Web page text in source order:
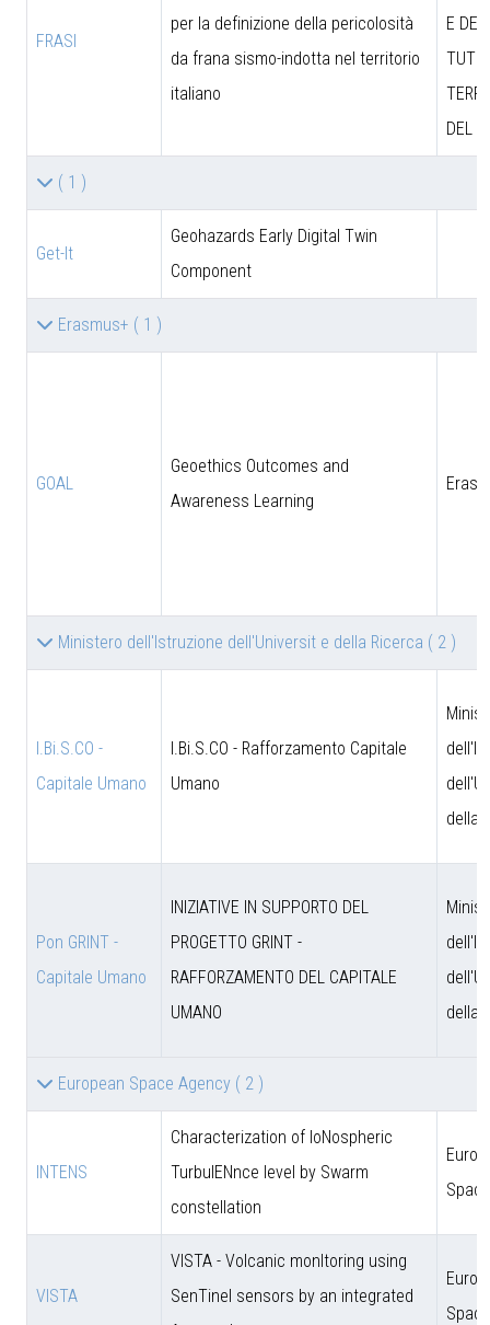
FRASI
per la definizione della pericolosità
da frana sismo-indotta nel territorio
italiano
E
DEL
( 1 )
Get-It
Geohazards Early Digital Twin
Component
Erasmus+ ( 1 )
GOAL
Geoethics Outcomes and
Awareness Learning
Ministero dell'Istruzione dell'Universit e della Ricerca ( 2 )
I.Bi.S.CO -
Capitale Umano
I.Bi.S.CO - Rafforzamento Capitale
Umano
della
Pon GRINT -
Capitale Umano
INIZIATIVE IN SUPPORTO DEL
PROGETTO GRINT -
RAFFORZAMENTO DEL CAPITALE
UMANO
della
European Space Agency ( 2 )
INTENS
Characterization of IoNospheric
TurbulENnce level by Swarm
constellation
VISTA
VISTA - Volcanic monItoring using
SenTinel sensors by an integrated